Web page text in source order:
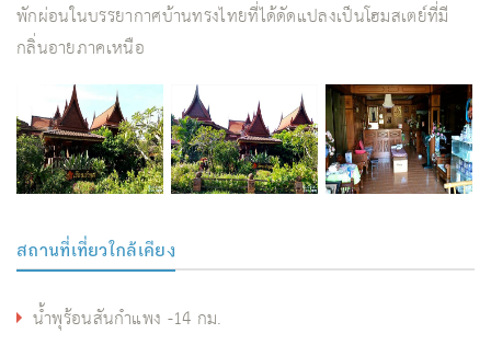
พักผ่อนในบรรยากาศบ้านทรงไทยที่ได้ดัดแปลงเป็นโฮมสเตย์ที่มี
กลิ่นอายภาคเหนือ
สถานที่เที่ยวใกล้เคียง
น้ำพุร้อนสันกำแพง -14 กม.